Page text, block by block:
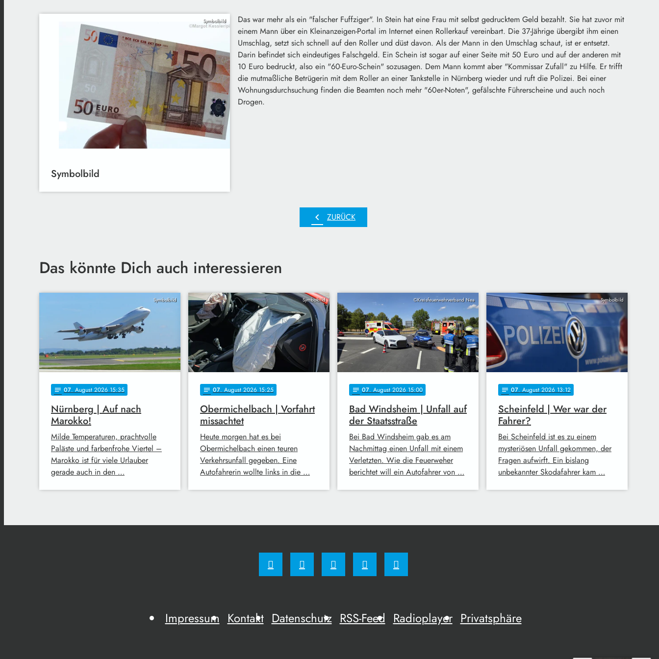
Symbolbild
Symbolbild
Das war mehr als ein "falscher Fuffziger". In Stein hat eine Frau mit selbst gedrucktem Geld bezahlt. Sie hat zuvor mit
einem Mann über ein Kleinanzeigen-Portal im Internet einen Rollerkauf vereinbart. Die 37-Jährige übergibt ihm einen
Umschlag, setzt sich schnell auf den Roller und düst davon. Als der Mann in den Umschlag schaut, ist er entsetzt.
Darin befindet sich eindeutiges Falschgeld. Ein Schein ist sogar auf einer Seite mit 50 Euro und auf der anderen mit
10 Euro bedruckt, also ein "60-Euro-Schein" sozusagen. Dem Mann kommt aber "Kommissar Zufall" zu Hilfe. Er trifft
die mutmaßliche Betrügerin mit dem Roller an einer Tankstelle in Nürnberg wieder und ruft die Polizei. Bei einer
Wohnungsdurchsuchung finden die Beamten noch mehr "60er-Noten", gefälschte Führerscheine und auch noch
Drogen.
chevron_left ZURÜCK
Das könnte Dich auch interessieren
Symbolbild
notes 07. August 2026 15:35
Nürnberg | Auf nach
Marokko!
Milde Temperaturen, prachtvolle
Paläste und farbenfrohe Viertel –
Marokko ist für viele Urlauber
gerade auch in den …
Symbolbild
notes 07. August 2026 15:25
Obermichelbach | Vorfahrt
missachtet
Heute morgen hat es bei
Obermichelbach einen teuren
Verkehrsunfall gegeben. Eine
Autofahrerin wollte links in die …
©Kreisfeuerwehrverband Nea
notes 07. August 2026 15:00
Bad Windsheim | Unfall auf
der Staatsstraße
Bei Bad Windsheim gab es am
Nachmittag einen Unfall mit einem
Verletzten. Wie die Feuerweher
berichtet will ein Autofahrer von …
Symbolbild
notes 07. August 2026 13:12
Scheinfeld | Wer war der
Fahrer?
Bei Scheinfeld ist es zu einem
mysteriösen Unfall gekommen, der
Fragen aufwirft. Ein bislang
unbekannter Skodafahrer kam …
Impressum Kontakt Datenschutz RSS-Feed Radioplayer Privatsphäre